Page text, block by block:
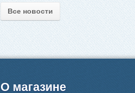
Все новости
О магазине